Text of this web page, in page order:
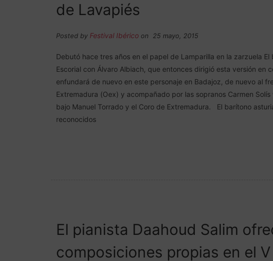
de Lavapiés
Posted by Festival Ibérico on 25 mayo, 2015
Debutó hace tres años en el papel de Lamparilla en la zarzuela
Escorial con Álvaro Albiach, que entonces dirigió esta versión en
enfundará de nuevo en este personaje en Badajoz, de nuevo al
Extremadura (Oex) y acompañado por las sopranos Carmen
bajo Manuel Torrado y el Coro de Extremadura. El barítono
reconocidos
El pianista Daahoud Salim
composiciones propias en el